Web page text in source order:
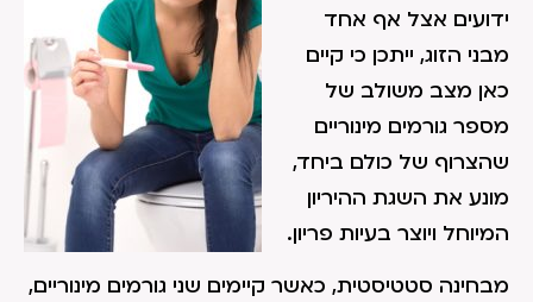
ידועים אצל אף אחד
מבני הזוג, ייתכן כי קיים
כאן מצב משולב של
מספר גורמים מינוריים
שהצרוף של כולם ביחד,
מונע את השגת ההיריון
המיוחל ויוצר בעיות פריון.
מבחינה סטטיסטית, כאשר קיימים שני גורמים מינוריים,